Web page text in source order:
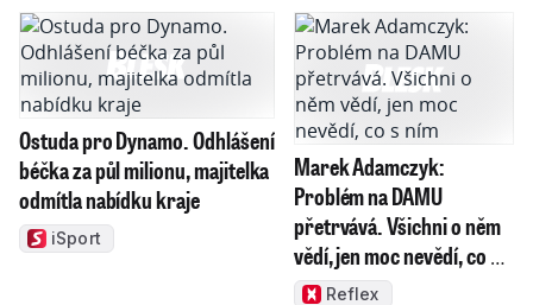
Ostuda pro Dynamo. Odhlášení
béčka za půl milionu, majitelka
odmítla nabídku kraje
iSport
Marek Adamczyk:
Problém na DAMU
přetrvává. Všichni o něm
vědí, jen moc nevědí, co s
nímReflex